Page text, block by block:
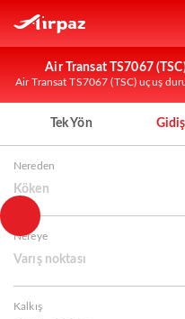
Air Transat TS7067
Air Transat TS7067 (TSC) uçuş
Tek Yön
Nereden
Köken
Nereye
Varış noktası
Kalkış